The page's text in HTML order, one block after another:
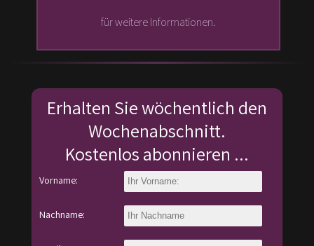
für weitere Informationen.
Erhalten Sie wöchentlich den
Wochenabschnitt.
Kostenlos abonnieren ...
Vorname:
Nachname: